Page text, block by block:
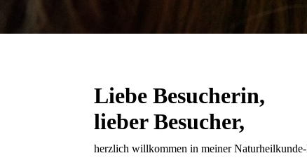
Liebe Besucherin,
lieber Besucher,
herzlich willkommen in meiner